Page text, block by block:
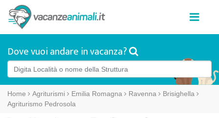
Dove vuoi andare in vacanza?
Home Agriturismi Emilia Romagna Ravenna
Brisighella
Agriturismo Pedrosola